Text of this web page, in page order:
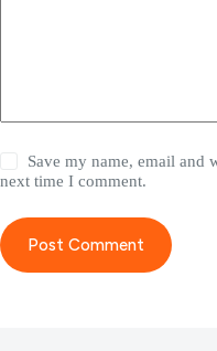
Save my name, email and
next time I comment.
Post Comment